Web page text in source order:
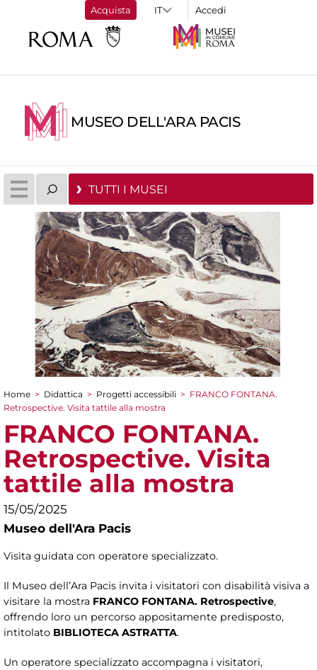
Acquista Accedi
MUSEO DELL'ARA PACIS
TUTTI I MUSEI
Tu sei qui
Home > Didattica > Progetti accessibili > FRANCO FONTANA.
Retrospective. Visita tattile alla mostra
FRANCO FONTANA.
Retrospective. Visita
tattile alla mostra
15/05/2025
Museo dell'Ara Pacis
Visita guidata con operatore specializzato.
Il Museo dell’Ara Pacis invita i visitatori con disabilità visiva a
visitare la mostra FRANCO FONTANA. Retrospective,
offrendo loro un percorso appositamente predisposto,
intitolato BIBLIOTECA ASTRATTA.
Un operatore specializzato accompagna i visitatori,